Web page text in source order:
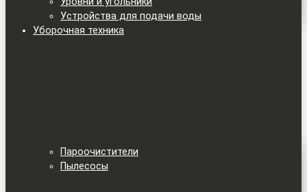
Устройства для подачи воды
Уборочная техника
Пароочистители
Пылесосы